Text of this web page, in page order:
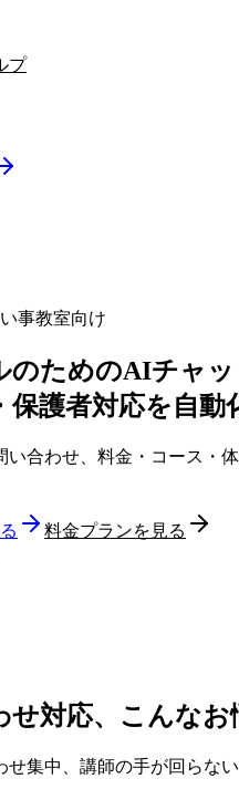
プ
事教室向け
のためのAIチャッ
保護者対応を自動
い合わせ、料金・コース・
料金プランを見る
せ対応、こんなお
集中、講師の手が回らな